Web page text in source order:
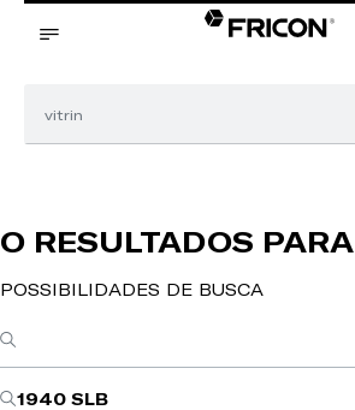
O RESULTADOS PARA
POSSIBILIDADES DE BUSCA
1940 SLB